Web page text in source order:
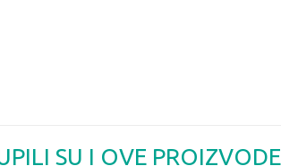
SU I OVE PROIZVODE